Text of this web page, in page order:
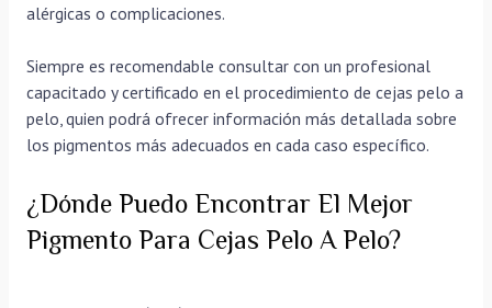
alérgicas o complicaciones.
Siempre es recomendable consultar con un profesional
capacitado y certificado en el procedimiento de cejas pelo a
pelo, quien podrá ofrecer información más detallada sobre
los pigmentos más adecuados en cada caso específico.
¿Dónde Puedo Encontrar El Mejor
Pigmento Para Cejas Pelo A Pelo?